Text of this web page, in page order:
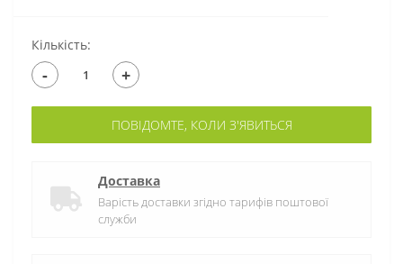
Кількість:
- +
ПОВІДОМТЕ, КОЛИ З'ЯВИТЬСЯ
Доставка
Варість доставки згідно тарифів поштової
служби